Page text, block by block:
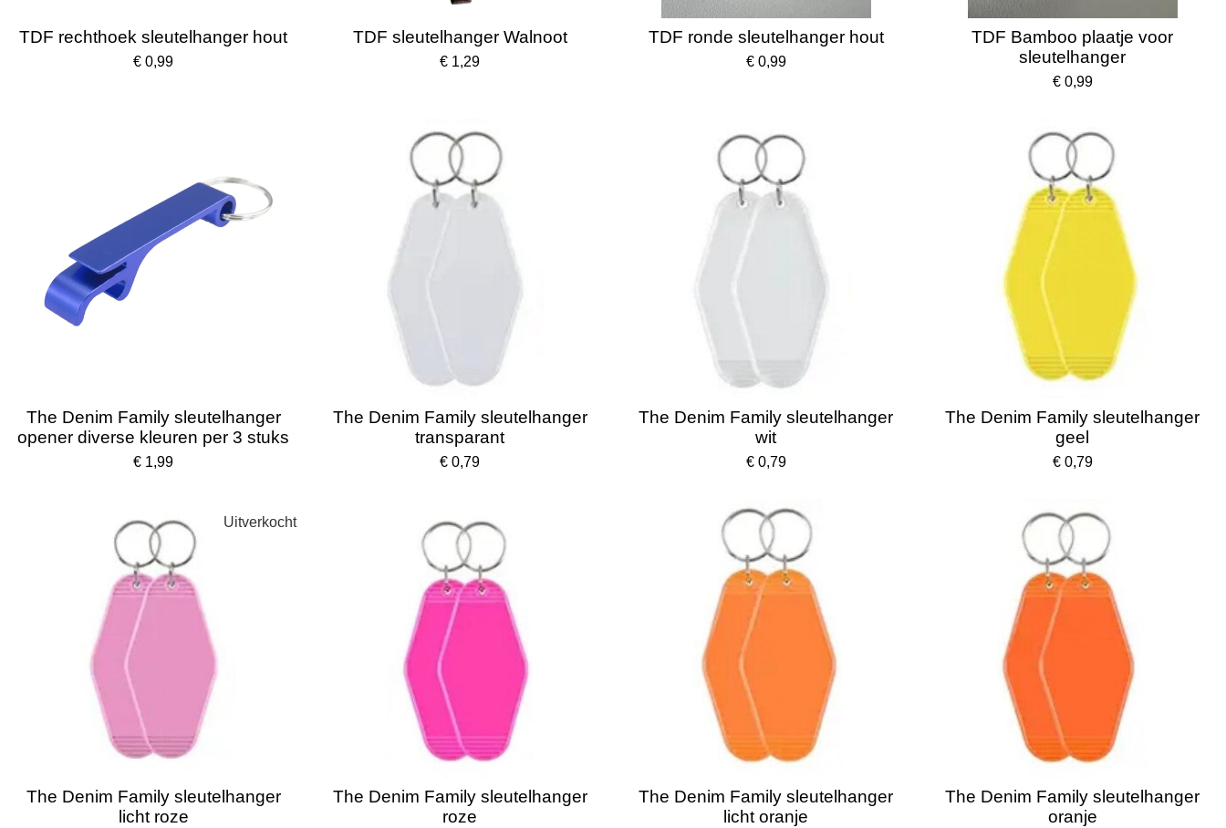
TDF rechthoek sleutelhanger hout
€ 0,99
TDF sleutelhanger Walnoot
€ 1,29
TDF ronde sleutelhanger hout
€ 0,99
TDF Bamboo plaatje voor
sleutelhanger
€ 0,99
The Denim Family sleutelhanger
opener diverse kleuren per 3 stuks
€ 1,99
The Denim Family sleutelhanger
transparant
€ 0,79
The Denim Family sleutelhanger
wit
€ 0,79
The Denim Family sleutelhanger
geel
€ 0,79
Uitverkocht
The Denim Family sleutelhanger
licht roze
The Denim Family sleutelhanger
roze
The Denim Family sleutelhanger
licht oranje
The Denim Family sleutelhanger
oranje